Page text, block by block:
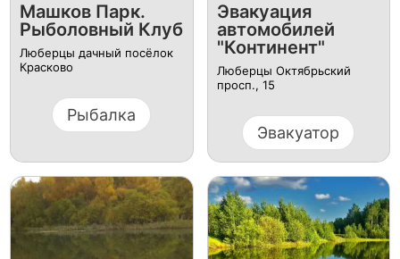
Машков Парк.
Рыболовный Клуб
Люберцы дачный посёлок
Красково
Рыбалка
Эвакуация
автомобилей
"Континент"
Люберцы Октябрьский
просп., 15
Эвакуатор